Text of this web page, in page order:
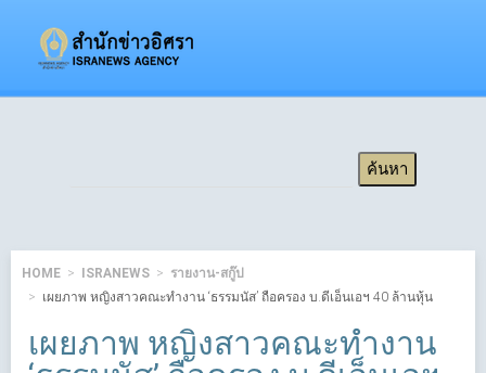
HOME ISRANEWS
รายงาน-สกู๊ป
เผยภาพ หญิงสาวคณะทำงาน ‘ธรรมนัส’ ถือครอง บ.ดีเอ็นเอฯ 40 ล้านหุ้น
เผยภาพ หญิงสาวคณะทำงาน